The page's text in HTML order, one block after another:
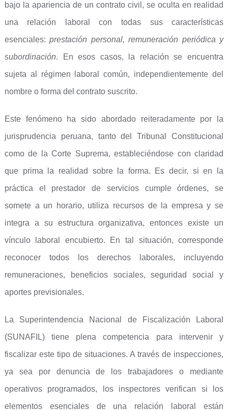
bajo la apariencia de un contrato civil, se oculta en realidad
una relación laboral con todas sus características
esenciales:prestación personal, remuneración periódica y
subordinación. En esos casos, la relación se encuentra
sujeta al régimen laboral común, independientemente del
nombre o forma del contrato suscrito.
Este fenómeno ha sido abordado reiteradamente por la
jurisprudencia peruana, tanto del Tribunal Constitucional
como de la Corte Suprema, estableciéndose con claridad
que prima la realidad sobre la forma. Es decir, si en la
práctica el prestador de servicios cumple órdenes, se
somete a un horario, utiliza recursos de la empresa y se
integra a su estructura organizativa, entonces existe un
vínculo laboral encubierto. En tal situación, corresponde
reconocer todos los derechos laborales, incluyendo
remuneraciones, beneficios sociales, seguridad social y
aportes previsionales.
La Superintendencia Nacional de Fiscalización Laboral
(SUNAFIL) tiene plena competencia para intervenir y
fiscalizar este tipo de situaciones. A través de inspecciones,
ya sea por denuncia de los trabajadores o mediante
operativos programados, los inspectores verifican si los
elementos esenciales de una relación laboral están